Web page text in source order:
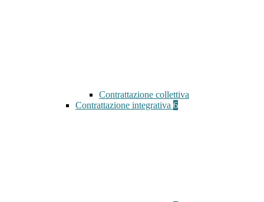
Contrattazione collettiva
Contrattazione integrativa 6